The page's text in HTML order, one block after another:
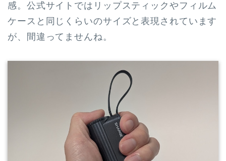
感。公式サイトではリップスティックやフィルム
ケースと同じくらいのサイズと表現されています
が、間違ってませんね。